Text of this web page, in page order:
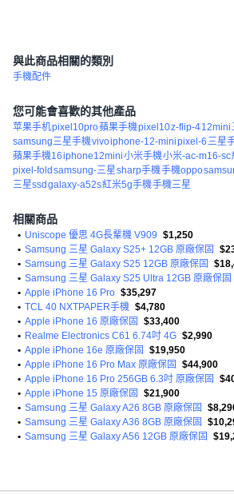
與此商品相關的類別
手機配件
您可能會喜歡的其他產品
苹果手机pixel10pro蘋果手機pixel10z-flip-412mini
samsung三星手機vivoiphone-12-minipixel-6三星
蘋果手機16iphone12mini小米手機小米-ac-m16-sc
pixel-fold samsung-三星sharp手機手機oppo
三星ssd galaxy-a52s紅米5g手機手機三星
相關商品
• Uniscope 優思 4G長輩機 V909 $1,250
• Samsung 三星 Galaxy S25+ 12GB 原廠保固
• Samsung 三星 Galaxy S25 12GB 原廠保固
• Samsung 三星 Galaxy S25 Ultra 12GB 原廠保固
• Apple iPhone 16 Pro $35,297
• TCL 40 NXTPAPER手機 $4,780
• Apple iPhone 16 原廠保固
$33,400
• Realme Electronics C61 6.74吋 4G $2,990
• Apple iPhone 16e 原廠保固
$19,950
• Apple iPhone 16 Pro Max 原廠保固
$44,900
• Apple iPhone 16 Pro 256GB 6.3吋 原廠保固
• Apple iPhone 15 原廠保固
$21,900
• Samsung 三星 Galaxy A26 8GB 原廠保固
• Samsung 三星 Galaxy A36 8GB 原廠保固
• Samsung 三星 Galaxy A56 12GB 原廠保固